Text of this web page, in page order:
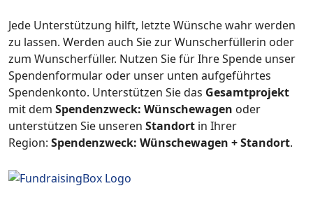
Jede Unterstützung hilft, letzte Wünsche wahr werden
zu lassen. Werden auch Sie zur Wunscherfüllerin oder
zum Wunscherfüller. Nutzen Sie für Ihre Spende unser
Spendenformular oder unser unten aufgeführtes
Spendenkonto. Unterstützen Sie das Gesamtprojekt
mit dem Spendenzweck: Wünschewagen oder
unterstützen Sie unseren Standort in Ihrer
Region: Spendenzweck: Wünschewagen + Standort.